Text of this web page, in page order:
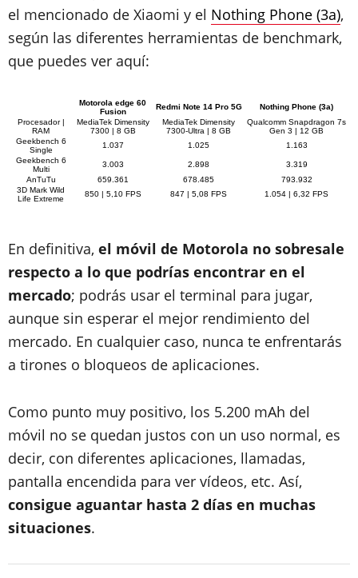
el mencionado de Xiaomi y el Nothing Phone (3a),
según las diferentes herramientas de benchmark,
que puedes ver aquí:
Motorola edge 60
Fusion
Redmi Note 14 Pro 5G
Nothing Phone (3a)
Procesador |
RAM
MediaTek Dimensity
7300 | 8 GB
MediaTek Dimensity
7300-Ultra | 8 GB
Qualcomm Snapdragon 7s
Gen 3 | 12 GB
Geekbench 6
Single
1.037 1.025
1.163
Geekbench 6
Multi
3.003 2.898
3.319
AnTuTu
659.361 678.485
793.932
3D Mark Wild
Life Extreme
850 | 5,10 FPS 847 | 5,08 FPS 1.054 | 6,32 FPS
En definitiva, el móvil de Motorola no sobresale
respecto a lo que podrías encontrar en el
mercado; podrás usar el terminal para jugar,
aunque sin esperar el mejor rendimiento del
mercado. En cualquier caso, nunca te enfrentarás
a tirones o bloqueos de aplicaciones.
Como punto muy positivo, los 5.200 mAh del
móvil no se quedan justos con un uso normal, es
decir, con diferentes aplicaciones, llamadas,
pantalla encendida para ver vídeos, etc. Así,
consigue aguantar hasta 2 días en muchas
situaciones.